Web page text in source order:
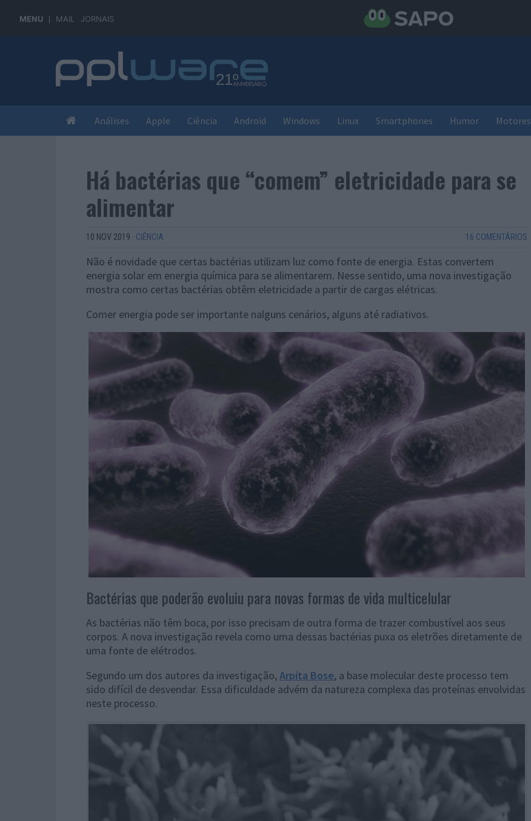
MENU MAIL JORNAIS
Análises Apple Ciência Android Windows Linux Smartphones Humor Motores
Há bactérias que “comem” eletricidade para se
alimentar
10 NOV 2019 · CIÊNCIA 16 COMENTÁRIOS
Não é novidade que certas bactérias utilizam luz como fonte de energia. Estas convertem
energia solar em energia química para se alimentarem. Nesse sentido, uma nova investigação
mostra como certas bactérias obtêm eletricidade a partir de cargas elétricas.
Comer energia pode ser importante nalguns cenários, alguns até radiativos.
Bactérias que poderão evoluiu para novas formas de vida multicelular
As bactérias não têm boca, por isso precisam de outra forma de trazer combustível aos seus
corpos. A nova investigação revela como uma dessas bactérias puxa os eletrões diretamente de
uma fonte de elétrodos.
Segundo um dos autores da investigação,Arpita Bose, a base molecular deste processo tem
sido difícil de desvendar. Essa dificuldade advém da natureza complexa das proteínas envolvidas
neste processo.